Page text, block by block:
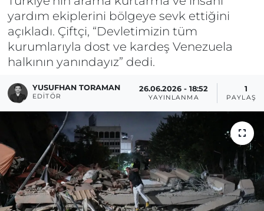
yardım ekiplerini bölgeye sevk ettiğini
açıkladı. Çiftçi, “Devletimizin tüm
kurumlarıyla dost ve kardeş Venezuela
halkının yanındayız” dedi.
YUSUFHAN TORAMAN
EDITÖR
26.06.2026 - 18:52
YAYINLANMA
1